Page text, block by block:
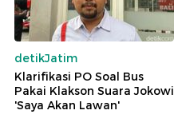
detikJatim
Klarifikasi PO Soal Bus
Pakai Klakson Suara Jokowi
'Saya Akan Lawan'